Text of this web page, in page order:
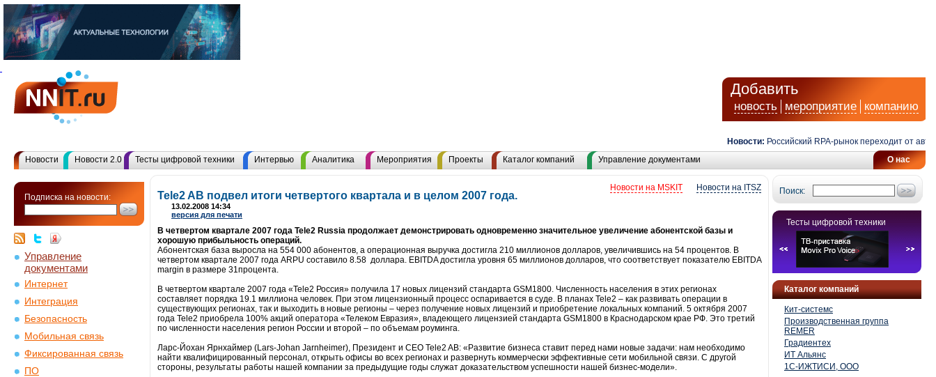
Добавить
новость мероприятие компанию
Новости: Российский RPA-рынок переходит от
О нас
Новости Новости 2.0 Тесты цифровой техники Интервью Аналитика Мероприятия Проекты Каталог компаний Управление документами
Подписка на новости:
Управление
документами
Интернет
Интеграция
Безопасность
Мобильная связь
Фиксированная связь
ПО
Поиск:
Тесты цифровой техники
Каталог компаний
Кит-системс
Производственная группа
REMER
Градиентех
ИТ Альянс
1С-ИЖТИСИ, ООО
Новости на ITSZ
Новости на MSKIT
Tele2 AB подвел итоги четвертого квартала и в целом 2007 года.
13.02.2008 14:34
версия для печати
В четвертом квартале 2007 года Tele2 Russia продолжает демонстрировать одновременно значительное увеличение абонентской базы и
хорошую прибыльность операций.
Абонентская база выросла на 554 000 абонентов, а операционная выручка достигла 210 миллионов долларов, увеличившись на 54 процентов. В
четвертом квартале 2007 года ARPU составило 8.58 доллара. EBITDA достигла уровня 65 миллионов долларов, что соответствует показателю EBITDA
margin в размере 31процента.
В четвертом квартале 2007 года «Tele2 Россия» получила 17 новых лицензий стандарта GSM1800. Численность населения в этих регионах
составляет порядка 19.1 миллиона человек. При этом лицензионный процесс оспаривается в суде. В планах Tele2 – как развивать операции в
существующих регионах, так и выходить в новые регионы – через получение новых лицензий и приобретение локальных компаний. 5 октября 2007
года Tele2 приобрела 100% акций оператора «Телеком Евразия», владеющего лицензией стандарта GSM1800 в Краснодарском крае РФ. Это третий
по численности населения регион России и второй – по объемам роуминга.
Ларс-Йохан Ярнхаймер (Lars-Johan Jarnheimer), Президент и CEO Tele2 AB: «Развитие бизнеса ставит перед нами новые задачи: нам необходимо
найти квалифицированный персонал, открыть офисы во всех регионах и развернуть коммерчески эффективные сети мобильной связи. С другой
стороны, результаты работы нашей компании за предыдущие годы служат доказательством успешности нашей бизнес-модели».